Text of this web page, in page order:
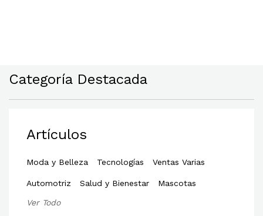
Categoría Destacada
Artículos
Moda y Belleza Tecnologí­as Ventas Varias
Automotriz Salud y Bienestar Mascotas
Ver Todo